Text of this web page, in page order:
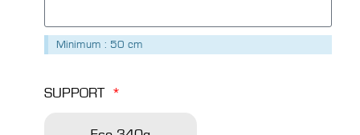
Minimum : 50 cm
SUPPORT